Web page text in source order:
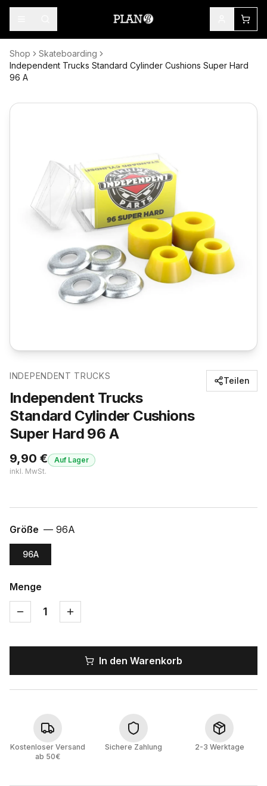
Shop
Skateboarding
Independent Trucks Standard Cylinder Cushions Super Hard
96 A
INDEPENDENT TRUCKS
Independent Trucks
Standard Cylinder Cushions
Super Hard 96 A
9,90 €
inkl. MwSt.
Auf Lager
Teilen
Größe — 96A
96A
Menge
1
In den Warenkorb
Kostenloser Versand
ab 50€
Sichere Zahlung 2-3 Werktage